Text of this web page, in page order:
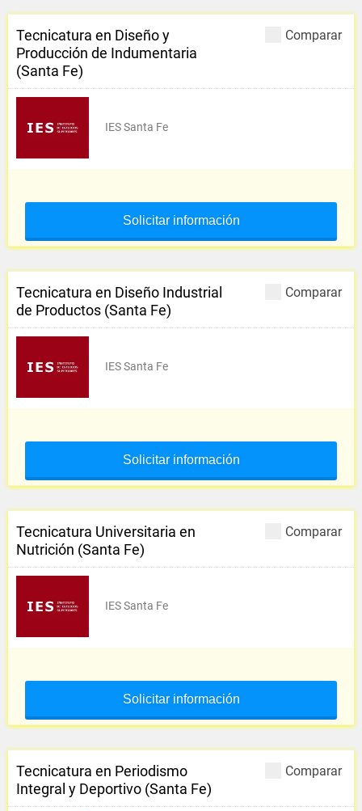
Comparar
Tecnicatura en Diseño y
Producción de Indumentaria
(Santa Fe)
IES Santa Fe
Solicitar información
Comparar
Tecnicatura en Diseño Industrial
de Productos (Santa Fe)
IES Santa Fe
Solicitar información
Comparar
Tecnicatura Universitaria en
Nutrición (Santa Fe)
IES Santa Fe
Solicitar información
Comparar
Tecnicatura en Periodismo
Integral y Deportivo (Santa Fe)